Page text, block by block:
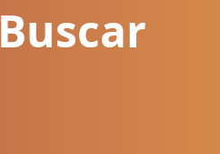
Buscar